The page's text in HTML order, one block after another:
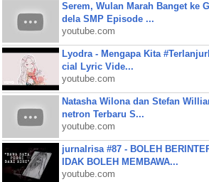
Serem, Wulan Marah Banget ke
dela SMP Episode ...
youtube.com
Lyodra - Mengapa Kita
cial Lyric Vide...
youtube.com
Natasha Wilona dan Stefan
netron Terbaru S...
youtube.com
jurnalrisa #87 - BOLEH
IDAK BOLEH MEMBAWA...
youtube.com